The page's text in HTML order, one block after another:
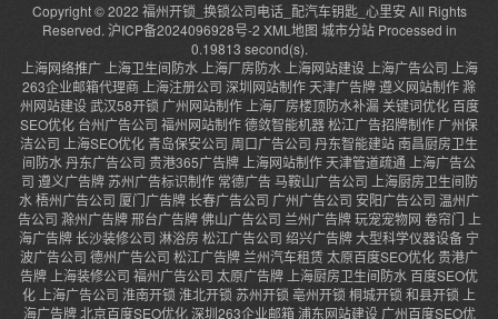
Copyright © 2022 福州开锁_换锁公司电话_配汽车钥匙_心里安 All Rights
Reserved. 沪ICP备2024096928号-2 XML地图 城市分站Processed in
0.19813 second(s).
上海网络推广 上海卫生间防水 上海厂房防水 上海网站建设 上海广告公司 上海
263企业邮箱代理商 上海注册公司 深圳网站制作天津广告牌遵义网站制作滁
州网站建设 武汉58开锁 广州网站制作 上海厂房楼顶防水补漏 关键词优化 百度
SEO优化 台州广告公司 福州网站制作德敛智能机器松江广告招牌制作 广州保
洁公司 上海SEO优化青岛保安公司 周口广告公司 丹东智能建站南昌厨房卫生
间防水丹东广告公司 贵港365广告牌 上海网站制作天津管道疏通 上海广告公
司 遵义广告牌 苏州广告标识制作 常德广告 马鞍山广告公司 上海厨房卫生间防
水梧州广告公司 厦门广告牌长春广告公司 广州广告公司 安阳广告公司 温州广
告公司 滁州广告牌 邢台广告牌 佛山广告公司 兰州广告牌 玩宠宠物网 卷帘门 上
海广告牌长沙装修公司 淋浴房 松江广告公司 绍兴广告牌大型科学仪器设备 宁
波广告公司 德州广告公司 松江广告牌 兰州汽车租赁太原百度SEO优化贵港广
告牌 上海装修公司 福州广告公司 太原广告牌 上海厨房卫生间防水百度SEO优
化 上海广告公司 淮南开锁 淮北开锁 苏州开锁 亳州开锁 桐城开锁 和县开锁 上
海广告牌 北京百度SEO优化 深圳263企业邮箱 浦东网站建设 广州百度SEO优